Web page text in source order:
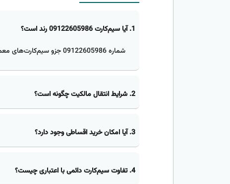
1. آیا سیم‌کارت 09122605986 رند است؟
شماره 09122605986 جزو سیم‌کارت‌های معمولی همراه اول است.
2. شرایط انتقال مالکیت چگونه است؟
3. آیا امکان خرید اقساطی وجود دارد؟
4. تفاوت سیم‌کارت دائمی با اعتباری چیست؟